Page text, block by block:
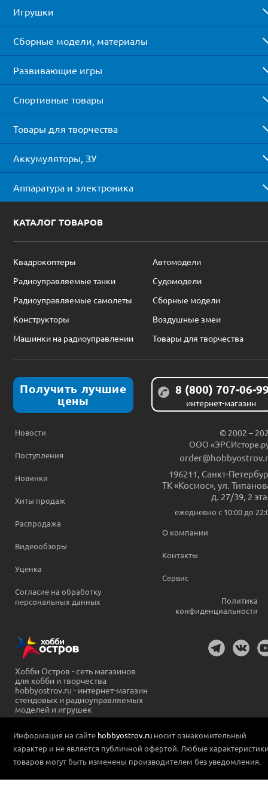
Игрушки
Сборные модели, материалы
Развивающие игры
Спортивные товары
Товары для творчества
Аккумуляторы, ЗУ
Аппаратура и электроника
КАТАЛОГ ТОВАРОВ
Квадрокоптеры
Автомодели
Радиоуправляемые танки
Судомодели
Радиоуправляемые самолеты
Сборные модели
Конструкторы
Воздушные змеи
Машинки на радиоуправлении
Товары для творчества
Получить лучшие
цены
8 (800) 707-06-
интернет-магазин
Новости
Поступления
Новинки
Хиты продаж
Распродажа
Видеообзоры
Уценка
Согласие на обработку
персональных данных
© 2002 –
ООО
196211 Санкт-
ТК «Космос», ул.
д. 27/39, 2
ежедневно c 10:00 до
О компании
Контакты
Сервис
Политика
конфиденциальности
Хобби Остров - сеть магазинов
для хобби и творчества
hobbyostrov.ru - интернет-магазин
стендовых и радиоуправляемых
моделей и игрушек
Информация на сайте hobbyostrov.ru носит ознакомительный
характер и не является публичной офертой. Любые
товаров могут быть изменены производителем без уведомления.